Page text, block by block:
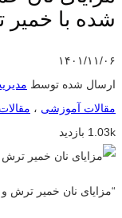
شده با خمیر
۱۴۰۱/۱۱/۰۶
ارسال شده توسط
مقالات آموزشی ،
1.03k بازدید
“مزایای نان خمیر ترش